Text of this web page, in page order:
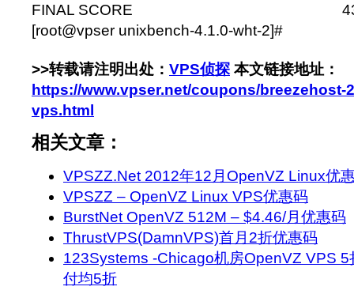
FINAL SCORE
[root@vpser unixbench-4.1.0-wht-2]#
>>转载请注明出处： VPS侦探 本文链接地址：
https://www.vpser.net/coupons/breezehost-
vps.html
相关文章：
VPSZZ.Net 2012年12月OpenVZ Linux优
VPSZZ – OpenVZ Linux VPS优惠码
BurstNet OpenVZ 512M – $4.46/月优惠码
ThrustVPS(DamnVPS)首月2折优惠码
123Systems -Chicago机房OpenVZ VPS 5
付均5折